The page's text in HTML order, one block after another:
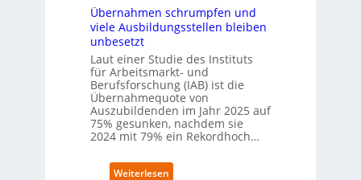
f
P
a
t
z
1
s
c
a
f
t
z
e
i
t
s
Übernahmen schrumpfen und
viele Ausbildungsstellen bleiben
unbesetzt
Laut einer Studie des Instituts
für Arbeitsmarkt- und
Berufsforschung (IAB) ist die
Übernahmequote von
Auszubildenden im Jahr 2025 auf
75% gesunken, nachdem sie
2024 mit 79% ein Rekordhoch…
Weiterlesen: